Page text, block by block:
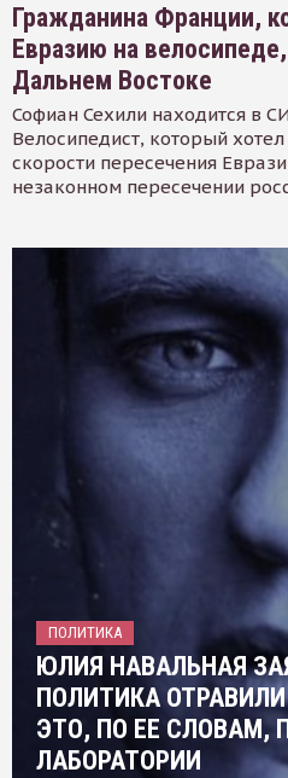
Гражданина Франции,
Евразию на
Дальнем Востоке
Софиан Сехили находится в
Велосипедист, который
скорости пересечения
незаконном пересечении
ПОЛИТИКА
ЮЛИЯ НАВАЛЬНАЯ
ПОЛИТИКА
ЭТО, ПО ЕЕ СЛОВАМ,
ЛАБОРАТОРИИ